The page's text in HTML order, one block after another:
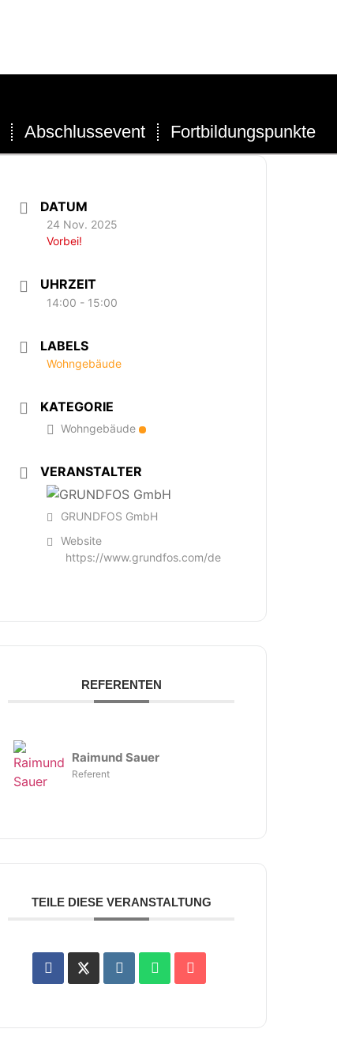
Abschlussevent Fortbildungspunkte
DATUM
24 Nov. 2025
Vorbei!
UHRZEIT
14:00 - 15:00
LABELS
Wohngebäude
KATEGORIE
Wohngebäude
VERANSTALTER
GRUNDFOS GmbH
Website
https://www.grundfos.com/de
REFERENTEN
Raimund Sauer
Referent
TEILE DIESE VERANSTALTUNG